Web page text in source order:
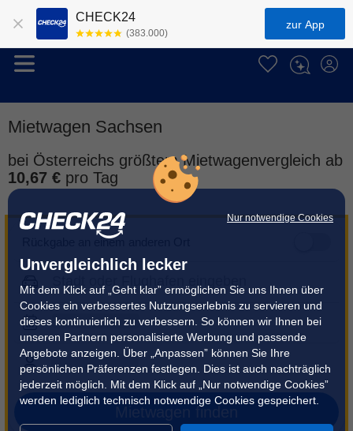
Nur notwendige Cookies
Unvergleichlich lecker
Mit dem Klick auf „Geht klar” ermöglichen Sie uns Ihnen über
Cookies ein verbessertes Nutzungserlebnis zu servieren und
dieses kontinuierlich zu verbessern. So können wir Ihnen bei
unseren Partnern personalisierte Werbung und passende
Angebote anzeigen. Über „Anpassen” können Sie Ihre
persönlichen Präferenzen festlegen. Dies ist auch nachträglich
jederzeit möglich. Mit dem Klick auf „Nur notwendige Cookies”
werden lediglich technisch notwendige Cookies gespeichert.
CHECK24
(383.000)
zur App
Mietwagen Sachsen
bei Österreichs größtem Mietwagenvergleich ab
10,67 € pro Tag
Rückgabe an einem anderen Ort
Mietwagen finden